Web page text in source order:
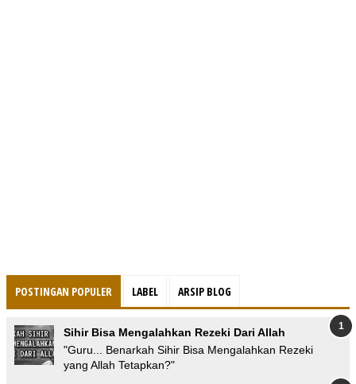
POSTINGAN POPULER LABEL ARSIP BLOG
Sihir Bisa Mengalahkan Rezeki Dari Allah
"Guru... Benarkah Sihir Bisa Mengalahkan Rezeki
yang Allah Tetapkan?"